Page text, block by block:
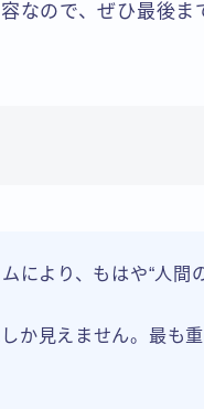
なので、ぜひ最後ま
により、もはや“人間
か見えません。最も